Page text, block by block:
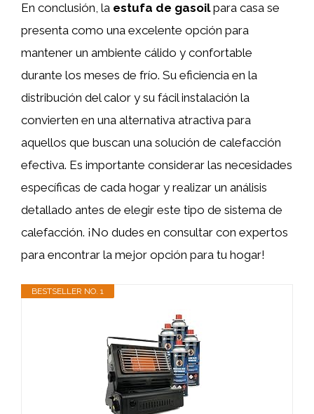
En conclusión, la estufa de gasoilpara casa se
presenta como una excelente opción para
mantener un ambiente cálido y confortable
durante los meses de frío. Su eficiencia en la
distribución del calor y su fácil instalación la
convierten en una alternativa atractiva para
aquellos que buscan una solución de calefacción
efectiva. Es importante considerar las necesidades
específicas de cada hogar y realizar un análisis
detallado antes de elegir este tipo de sistema de
calefacción. ¡No dudes en consultar con expertos
para encontrar la mejor opción para tu hogar!
BESTSELLER NO. 1